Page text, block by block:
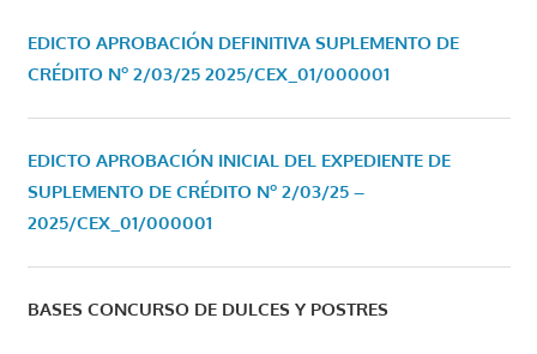
EDICTO APROBACIÓN DEFINITIVA SUPLEMENTO DE
CRÉDITO Nº 2/03/25 2025/CEX_01/000001
EDICTO APROBACIÓN INICIAL DEL EXPEDIENTE DE
SUPLEMENTO DE CRÉDITO Nº 2/03/25 –
2025/CEX_01/000001
BASES CONCURSO DE DULCES Y POSTRES